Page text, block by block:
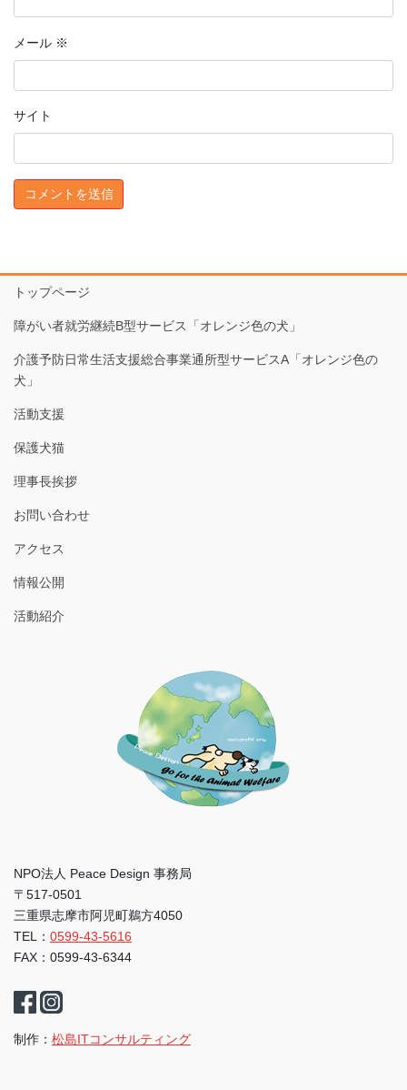
メール ※
サイト
トップページ
障がい者就労継続B型サービス「オレンジ色の犬」
介護予防日常生活支援総合事業通所型サービスA「オレンジ色の
犬」
活動支援
保護犬猫
理事長挨拶
お問い合わせ
アクセス
情報公開
活動紹介
NPO法人 Peace Design 事務局
〒517-0501
三重県志摩市阿児町鵜方4050
TEL： 0599-43-5616
FAX：0599-43-6344
制作： 松島ITコンサルティング